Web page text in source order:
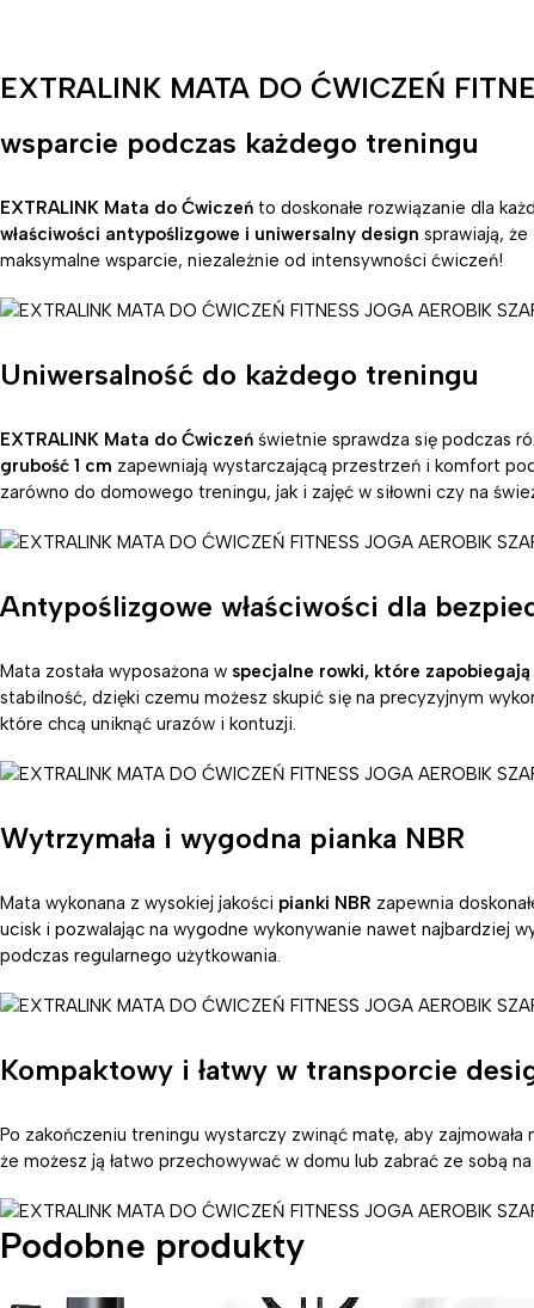
EXTRALINK MATA DO ĆWICZEŃ
wsparcie podczas każdego treningu
EXTRALINK Mata do Ćwiczeń to doskonałe rozwiązanie dla
właściwości antypoślizgowe i uniwersalny design sprawiają,
maksymalne wsparcie, niezależnie od intensywności ćwiczeń!
Uniwersalność do każdego treningu
EXTRALINK Mata do Ćwiczeń świetnie sprawdza się podczas
grubość 1 cm zapewniają wystarczającą przestrzeń i komfort
zarówno do domowego treningu, jak i zajęć w siłowni czy na
Antypoślizgowe właściwości dla
Mata została wyposażona w specjalne rowki, które zapobiegają
stabilność, dzięki czemu możesz skupić się na precyzyjnym
które chcą uniknąć urazów i kontuzji.
Wytrzymała i wygodna pianka NBR
Mata wykonana z wysokiej jakości pianki NBR zapewnia
ucisk i pozwalając na wygodne wykonywanie nawet najbardziej
podczas regularnego użytkowania.
Kompaktowy i łatwy w transporcie
Po zakończeniu treningu wystarczy zwinąć matę, aby zajmowała
że możesz ją łatwo przechowywać w domu lub zabrać ze sobą na
Podobne produkty